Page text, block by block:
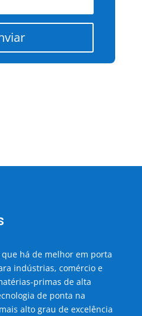
há de melhor em porta
indústrias, comércio e
primas de alta
de ponta na
alto grau de excelência